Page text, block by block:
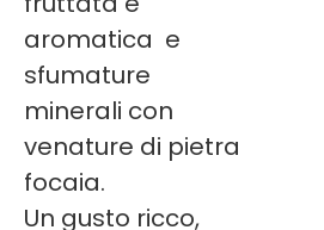
aromatica e
sfumature
minerali con
venature di pietra
focaia.
Un gusto ricco,